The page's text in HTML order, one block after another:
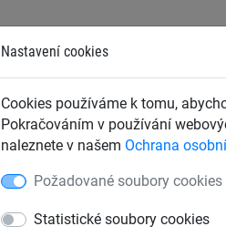
Nastavení cookies
Cookies používáme k tomu,
Pokračováním v používání
naleznete v našem Ochrana
Požadované soubory cookies
Statistické soubory cookies
SÍTĚ A PLACHTY
Brankové sítě na
Závěsné sítě do branek